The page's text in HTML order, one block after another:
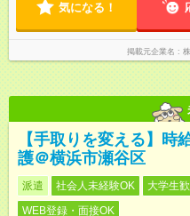
気になる！
掲載元企業名
【手取りを変える】時
護＠横浜市瀬谷区
派遣 社会人未経験OK 大学生
WEB登録・面接OK